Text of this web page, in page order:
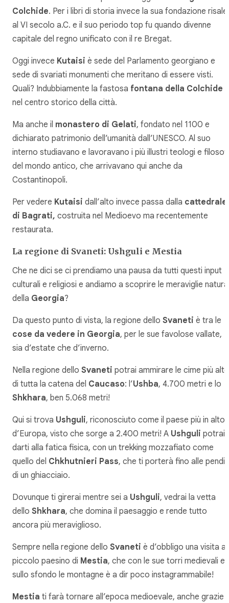
Colchide. Per i libri di storia invece la sua fondazione risale
al VI secolo a.C. e il suo periodo top fu quando divenne
capitale del regno unificato con il re Bregat.
Oggi invece Kutaisi è sede del Parlamento georgiano e
sede di svariati monumenti che meritano di essere visti.
Quali? Indubbiamente la fastosa fontana della Colchide
nel centro storico della città.
Ma anche il monastero di Gelati, fondato nel 1100 e
dichiarato patrimonio dell’umanità dall’UNESCO. Al suo
interno studiavano e lavoravano i più illustri teologi e filosofi
del mondo antico, che arrivavano qui anche da
Costantinopoli.
Per vedere Kutaisi dall’alto invece passa dalla cattedrale
di Bagrati, costruita nel Medioevo ma recentemente
restaurata.
La regione di Svaneti: Ushguli e Mestia
Che ne dici se ci prendiamo una pausa da tutti questi input
culturali e religiosi e andiamo a scoprire le meraviglie
della Georgia?
Da questo punto di vista, la regione dello Svaneti è tra le
cose da vedere in Georgia, per le sue favolose vallate,
sia d’estate che d’inverno.
Nella regione dello Svaneti potrai ammirare le cime più alte
di tutta la catena del Caucaso: l’Ushba, 4.700 metri e lo
Shkhara, ben 5.068 metri!
Qui si trova Ushguli, riconosciuto come il paese più in alto
d’Europa, visto che sorge a 2.400 metri! A Ushguli potrai
darti alla fatica fisica, con un trekking mozzafiato come
quello del Chkhutnieri Pass, che ti porterà fino alle
di un ghiacciaio.
Dovunque ti girerai mentre sei a Ushguli, vedrai la vetta
dello Shkhara, che domina il paesaggio e rende tutto
ancora più meraviglioso.
Sempre nella regione dello Svaneti è d’obbligo una visita al
piccolo paesino di Mestia, che con le sue torri medievali e
sullo sfondo le montagne è a dir poco instagrammabile!
Mestia ti farà tornare all’epoca medioevale, anche grazie